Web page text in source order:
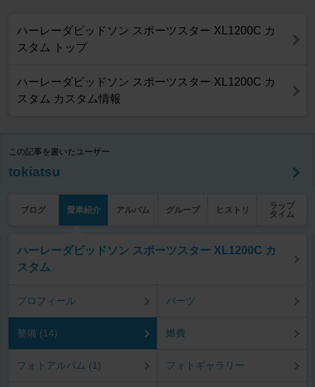
ハーレーダビッドソン スポーツスター XL1200C カ
スタム トップ
ハーレーダビッドソン スポーツスター XL1200C カ
スタム カスタム情報
この記事を書いたユーザー
tokiatsu
ブログ 愛車紹介 アルバム グループ ヒストリ
ラップ
タイム
ハーレーダビッドソン スポーツスター XL1200C カ
スタム
プロフィール パーツ
整備 (14) 燃費
フォトアルバム (1) フォトギャラリー